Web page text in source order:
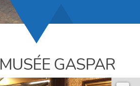
MUSÉE GASPAR